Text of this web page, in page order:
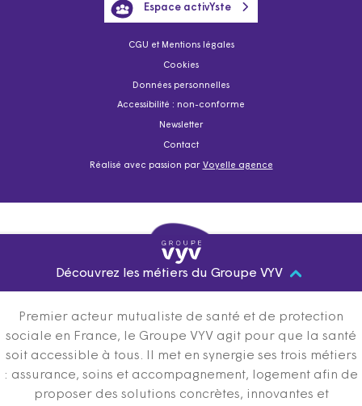
CGU et Mentions légales
Cookies
Données personnelles
Accessibilité : non-conforme
Newsletter
Contact
Réalisé avec passion par Voyelle agence
Espace activYste
Découvrez les métiers du Groupe VYV
Premier acteur mutualiste de santé et de protection
sociale en France, le Groupe VYV agit pour que la santé
soit accessible à tous. Il met en synergie ses trois métiers
: assurance, soins et accompagnement, logement afin de
proposer des solutions concrètes, innovantes et